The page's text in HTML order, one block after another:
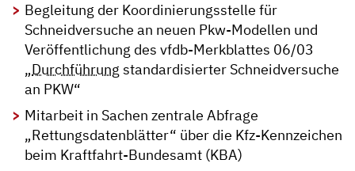
Begleitung der Koordinierungsstelle für
Schneidversuche an neuen Pkw-Modellen und
Veröffentlichung des vfdb-Merkblattes 06/03
„Durchführung standardisierter Schneidversuche
an PKW“
Mitarbeit in Sachen zentrale Abfrage
„Rettungsdatenblätter“ über die Kfz-Kennzeichen
beim Kraftfahrt-Bundesamt (KBA)